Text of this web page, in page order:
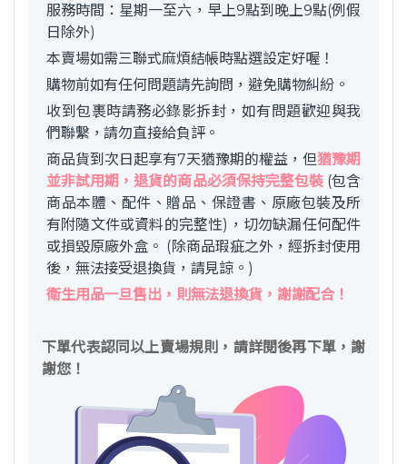
服務時間：星期一至六，早上9點到晚上9點(例假
日除外)
本賣場如需三聯式麻煩結帳時點選設定好喔！
購物前如有任何問題請先詢問，避免購物糾紛。
收到包裹時請務必錄影拆封，如有問題歡迎與我
們聯繫，請勿直接給負評。
商品貨到次日起享有7天猶豫期的權益，但猶豫期
並非試用期，退貨的商品必須保持完整包裝(包含
商品本體、配件、贈品、保證書、原廠包裝及所
有附隨文件或資料的完整性)，切勿缺漏任何配件
或損毀原廠外盒。 (除商品瑕疵之外，經拆封使用
後，無法接受退換貨，請見諒。)
衛生用品一旦售出，則無法退換貨，謝謝配合！
下單代表認同以上賣場規則，請詳閱後再下單，謝
謝您！